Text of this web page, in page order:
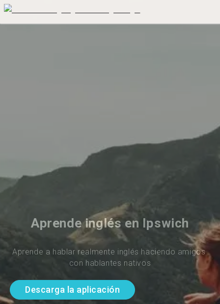
Aprende inglés en Ipswich
Aprende a hablar realmente inglés haciendo amigos
con hablantes nativos
Descarga la aplicación